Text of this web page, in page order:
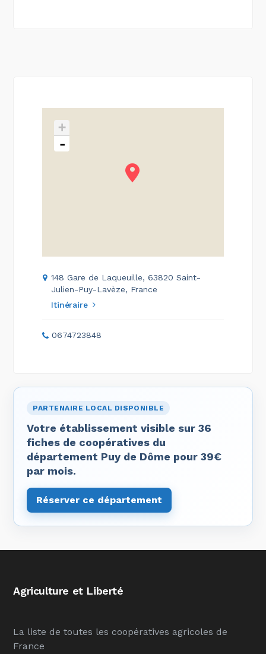
+
-
148 Gare de Laqueuille, 63820 Saint-
Julien-Puy-Lavèze, France
Itinéraire
0674723848
PARTENAIRE LOCAL DISPONIBLE
Votre établissement visible sur 36
fiches de coopératives du
département Puy de Dôme pour 39€
par mois.
Réserver ce département
Agriculture et Liberté
La liste de toutes les coopératives agricoles de
France